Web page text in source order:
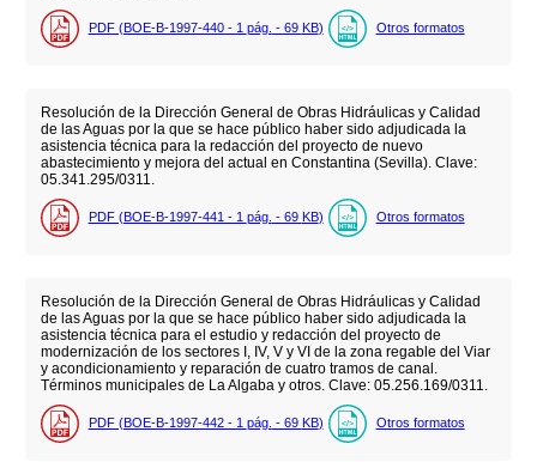
PDF (BOE-B-1997-440 - 1 pág. - 69 KB) Otros formatos
Resolución de la Dirección General de Obras Hidráulicas y Calidad
de las Aguas por la que se hace público haber sido adjudicada la
asistencia técnica para la redacción del proyecto de nuevo
abastecimiento y mejora del actual en Constantina (Sevilla). Clave:
05.341.295/0311.
PDF (BOE-B-1997-441 - 1 pág. - 69 KB) Otros formatos
Resolución de la Dirección General de Obras Hidráulicas y Calidad
de las Aguas por la que se hace público haber sido adjudicada la
asistencia técnica para el estudio y redacción del proyecto de
modernización de los sectores I, IV, V y VI de la zona regable del Viar
y acondicionamiento y reparación de cuatro tramos de canal.
Términos municipales de La Algaba y otros. Clave: 05.256.169/0311.
PDF (BOE-B-1997-442 - 1 pág. - 69 KB) Otros formatos